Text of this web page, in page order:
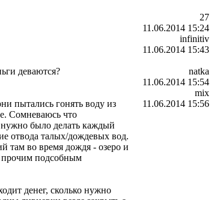
27
11.06.2014 15:24
infinitiv
11.06.2014 15:43
деваются?
natka
11.06.2014 15:54
пытались гонять воду из
Сомневаюсь что
было делать каждый
отвода талых/дождевых вод.
там во время дождя - озеро и
прочим подсобным
денег, сколько нужно
mix
11.06.2014 15:56